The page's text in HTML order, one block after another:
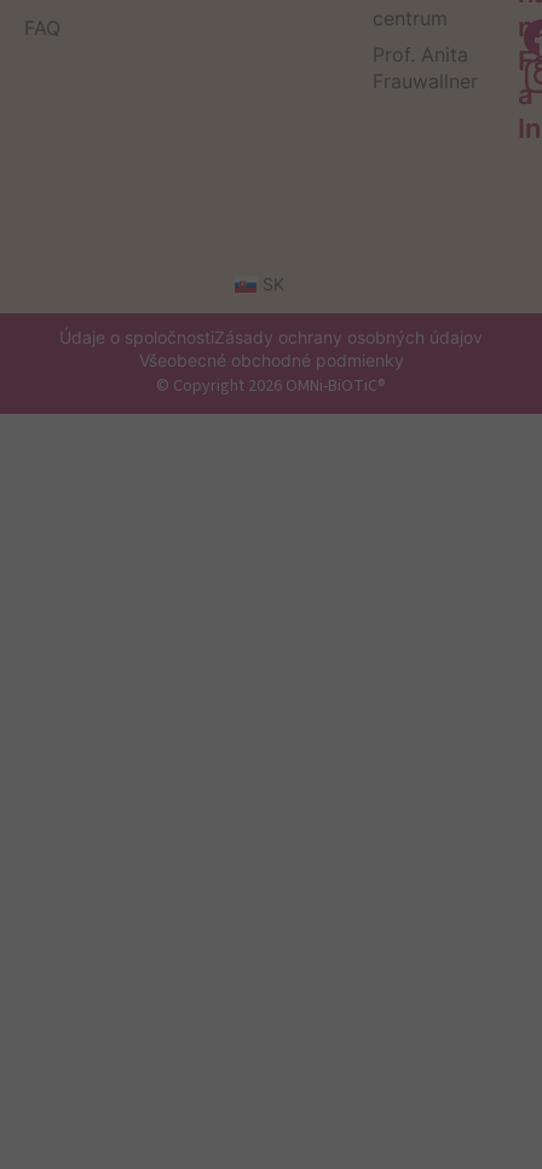
FAQ
centrum
Prof. Anita
Frauwallner
a
SK
Údaje o spoločnostiZásady ochrany osobných údajov
Všeobecné obchodné podmienky
© Copyright 2026 OMNi-BiOTiC®